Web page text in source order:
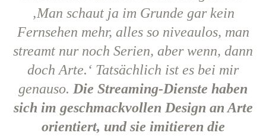
‚Man schaut ja im Grunde gar kein
Fernsehen mehr, alles so niveaulos, man
streamt nur noch Serien, aber wenn, dann
doch Arte.‘ Tatsächlich ist es bei mir
genauso. Die Streaming-Dienste haben
sich im geschmackvollen Design an Arte
orientiert, und sie imitieren die